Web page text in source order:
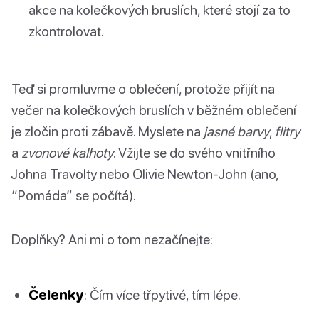
akce na kolečkových bruslích, které stojí za to
zkontrolovat.
Teď si promluvme o oblečení, protože přijít na
večer na kolečkových bruslích v běžném oblečení
je zločin proti zábavě. Myslete na jasné barvy, flitry
a zvonové kalhoty. Vžijte se do svého vnitřního
Johna Travolty nebo Olivie Newton-John (ano,
“Pomáda” se počítá).
Doplňky? Ani mi o tom nezačínejte:
Čelenky: Čím více třpytivé, tím lépe.